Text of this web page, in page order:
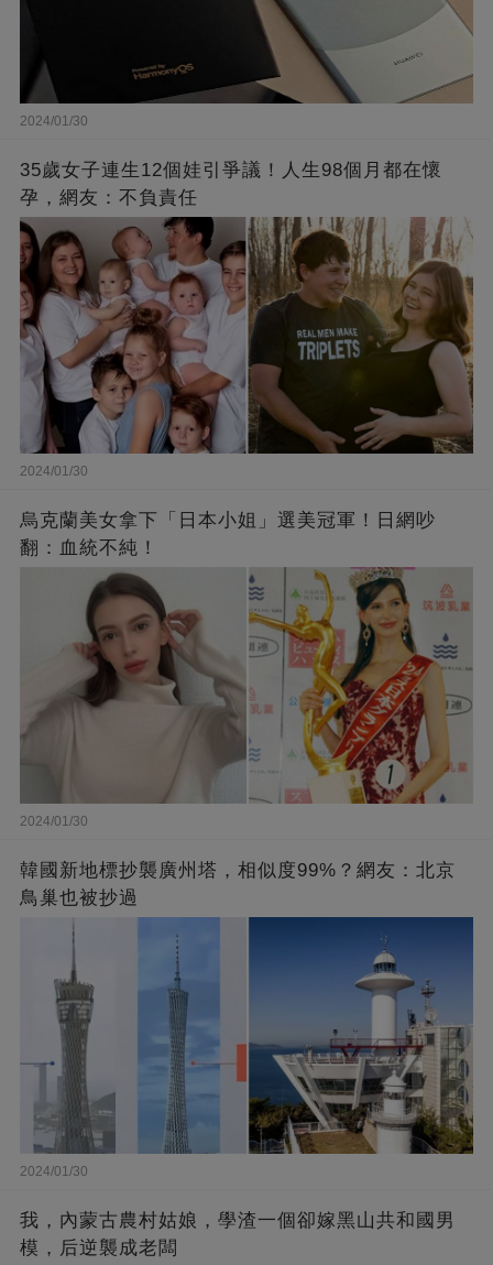
2024/01/30
35歲女子連生12個娃引爭議！人生98個月都在懷
孕，網友：不負責任
2024/01/30
烏克蘭美女拿下「日本小姐」選美冠軍！日網吵
翻：血統不純！
2024/01/30
韓國新地標抄襲廣州塔，相似度99%？網友：北京
鳥巢也被抄過
2024/01/30
我，內蒙古農村姑娘，學渣一個卻嫁黑山共和國男
模，后逆襲成老闆